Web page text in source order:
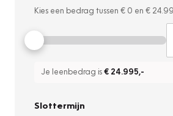
Kies een bedrag tussen € 0 en €
Je leenbedrag is€ 24.995,-
Slottermijn